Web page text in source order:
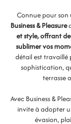
Connue pour son
Business & Pleasure
et style, offrant
sublimer vos
détail est
sophistication,
terrasse
Avec Business &
invite à adopter
évasion,